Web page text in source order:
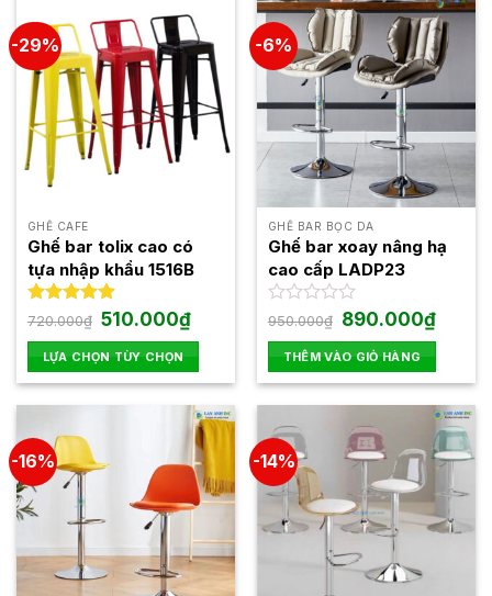
-29%
GHẾ CAFE
Ghế bar tolix cao có
tựa nhập khẩu 1516B
Được xếp
4.92
5 sao
720.000₫ Giá
gốc
là:
720.000₫.
510.000₫Giá
hiện
tại
là:
510.000₫.
LỰA CHỌN TÙY CHỌN
Sản
phẩm
có
nhiều
biến
thể.
-6%
GHẾ BAR BỌC DA
Ghế bar xoay nâng hạ
cao cấp LADP23
Được
hạng
0
5
sao
950.000₫ Giá
gốc
là:
950.000₫.
890.000₫Giá
hiện
tại
là:
THÊM VÀO GIỎ HÀNG
-16% -14%